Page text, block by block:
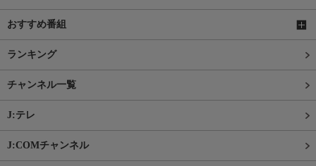
おすすめ番組
ランキング
チャンネル一覧
J:テレ
J:COMチャンネル